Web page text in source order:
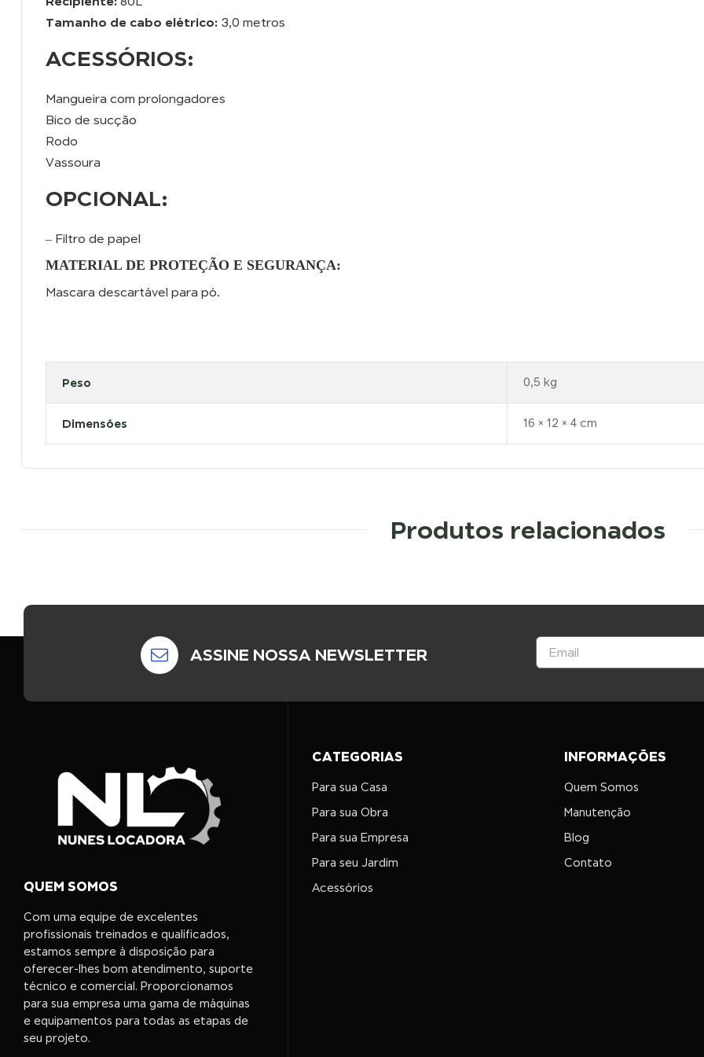
Tamanho de cabo elétrico: 3,0 metros
ACESSÓRIOS:
Mangueira com prolongadores
Bico de sucção
Rodo
Vassoura
OPCIONAL:
– Filtro de papel
MATERIAL DE PROTEÇÃO E SEGURANÇA:
Mascara descartável para pó.
Peso 0,5 kg
Dimensões 16 × 12 × 4 cm
Produtos relacionados
ASSINE NOSSA NEWSLETTER
QUEM SOMOS
Com uma equipe de excelentes
profissionais treinados e qualificados,
estamos sempre à disposição para
oferecer-lhes bom atendimento, suporte
técnico e comercial. Proporcionamos
para sua empresa uma gama de máquinas
e equipamentos para todas as etapas de
seu projeto.
CATEGORIAS
Para sua Casa
Para sua Obra
Para sua Empresa
Para seu Jardim
Acessórios
INFORMAÇÕES
Quem Somos
Manutenção
Blog
Contato